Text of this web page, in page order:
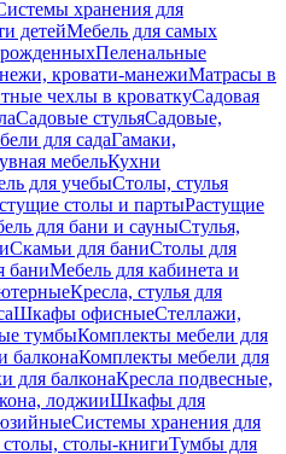
хранения для
детейМебель для самых
Пеленальные
кровати-манежиМатрасы в
чехлы в кроваткуСадовая
Садовые стульяСадовые,
для садаГамаки,
мебельКухни
для учебыСтолы, стулья
столы и партыРастущие
для бани и сауныСтулья,
Скамьи для баниСтолы для
баниМебель для кабинета и
Кресла, стулья для
Шкафы офисныеСтеллажи,
тумбыКомплекты мебели для
балконаКомплекты мебели для
для балконаКресла подвесные,
лоджииШкафы для
Системы хранения для
столы-книгиТумбы для